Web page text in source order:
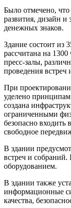
Было отмечено,
развития, дизайн
денежных знаков.
Здание состоит из
рассчитана на
пресс-залы,
проведения встреч
При
уделено
создана
ограниченными
безопасно входить
свободное
В здании
встреч и
оборудованием.
В здании также
информационные
качества,